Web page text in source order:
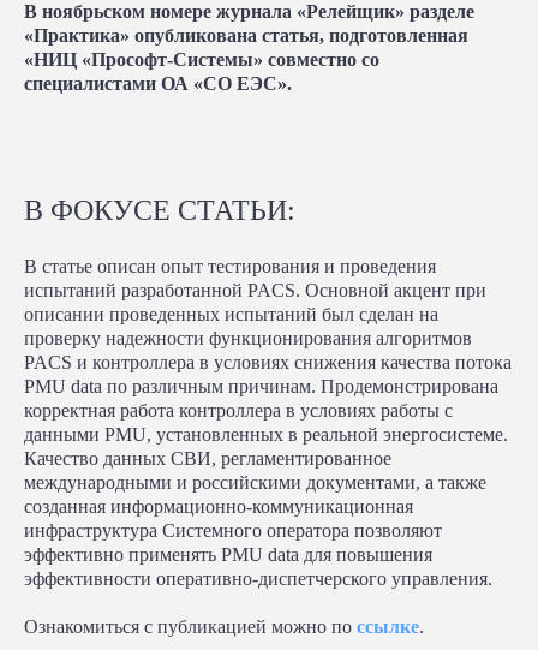
|
В ноябрьском номере журнала «Релейщик» разделе
«Практика» опубликована статья, подготовленная
«НИЦ «Прософт-Системы» совместно со
специалистами ОА «СО ЕЭС».
В ФОКУСЕ СТАТЬИ:
В статье описан опыт тестирования и проведения
испытаний разработанной PACS. Основной акцент при
описании проведенных испытаний был сделан на
проверку надежности функционирования алгоритмов
PACS и контроллера в условиях снижения качества потока
PMU data по различным причинам. Продемонстрирована
корректная работа контроллера в условиях работы с
данными PMU, установленных в реальной энергосистеме.
Качество данных СВИ, регламентированное
международными и российскими документами, а также
созданная информационно-коммуникационная
инфраструктура Системного оператора позволяют
эффективно применять PMU data для повышения
эффективности оперативно-диспетчерского управления.
Ознакомиться с публикацией можно по ссылке.